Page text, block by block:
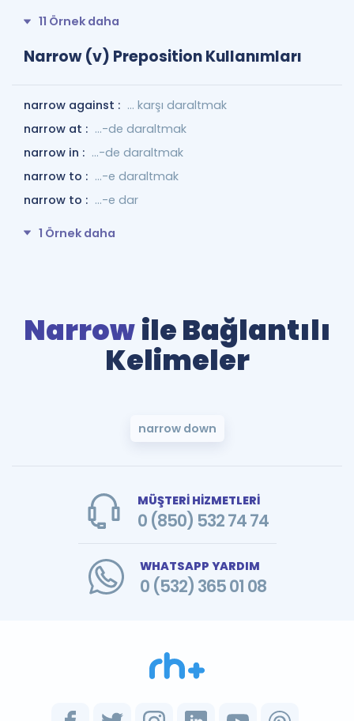
11 Örnek daha
Narrow (v) Preposition Kullanımları
narrow against : ... karşı daraltmak
narrow at : ...-de daraltmak
narrow in : ...-de daraltmak
narrow to : ...-e daraltmak
narrow to : ...-e dar
1 Örnek daha
Narrowile Bağlantılı
Kelimeler
narrow down
MÜŞTERİ HİZMETLERİ
0 (850) 532 74 74
WHATSAPP YARDIM
0 (532) 365 01 08